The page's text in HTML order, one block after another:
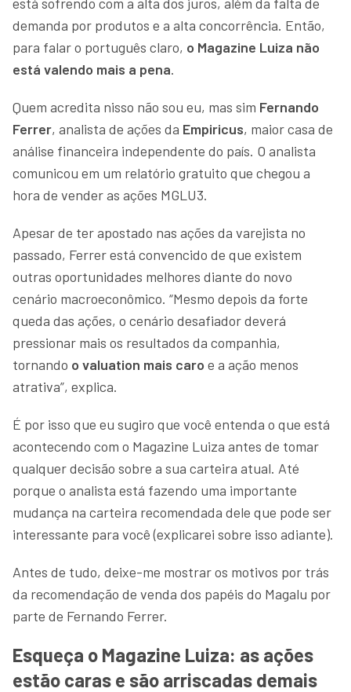
demanda por produtos e a alta concorrência. Então,
para falar o português claro, o Magazine Luiza não
está valendo mais a pena.
Quem acredita nisso não sou eu, mas sim Fernando
Ferrer, analista de ações da Empiricus, maior casa de
análise financeira independente do país. O analista
comunicou em um relatório gratuito que chegou a
hora de vender as ações MGLU3.
Apesar de ter apostado nas ações da varejista no
passado, Ferrer está convencido de que existem
outras oportunidades melhores diante do novo
cenário macroeconômico. “Mesmo depois da forte
queda das ações, o cenário desafiador deverá
pressionar mais os resultados da companhia,
tornando o valuation mais caro e a ação menos
atrativa”, explica.
É por isso que eu sugiro que você entenda o que está
acontecendo com o Magazine Luiza antes de tomar
qualquer decisão sobre a sua carteira atual. Até
porque o analista está fazendo uma importante
mudança na carteira recomendada dele que pode ser
interessante para você (explicarei sobre isso adiante).
Antes de tudo, deixe-me mostrar os motivos por trás
da recomendação de venda dos papéis do Magalu por
parte de Fernando Ferrer.
Esqueça o Magazine Luiza: as ações
estão caras e são arriscadas demais